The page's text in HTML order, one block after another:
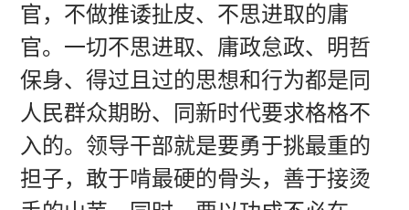
官，不做推诿扯皮、不思进取的庸
官。一切不思进取、庸政怠政、明哲
保身、得过且过的思想和行为都是同
人民群众期盼、同新时代要求格格不
入的。领导干部就是要勇于挑最重的
担子，敢于啃最硬的骨头，善于接烫